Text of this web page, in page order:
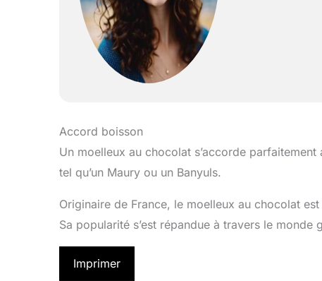
Accord boisson
Un moelleux au chocolat s’accorde
tel qu’un Maury ou un Banyuls.
Originaire de France, le moelleux au chocolat
Sa popularité s’est répandue à travers le
Imprimer